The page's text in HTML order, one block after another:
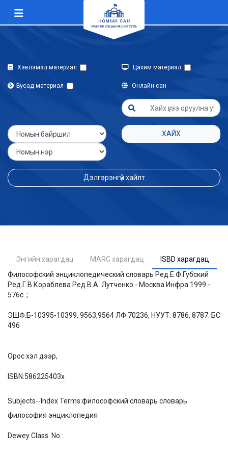
Хэвлэмэл материал Цахим материал
Бусад материал Онлайн сан
ХАЙХ
Дэлгэрэнгүй хайлт
Энгийн харагдац MARC харагдац
ISBD харагдац
Философский энциклопедический словарь Ред.Е.Ф.Губский
Ред.Г.В.Кораблева Ред.В.А. Лутченко - Москва Инфра 1999 -
576с. ;
ЭШФ.Б-10395-10399, 9563,9564 ЛФ.70236, НУУТ. 8786, 8787. БС
496
Орос хэл дээр,
ISBN:586225403x
Subjects--Index Terms:философский словарь словарь
философия энциклопедия
Dewey Class. No.: